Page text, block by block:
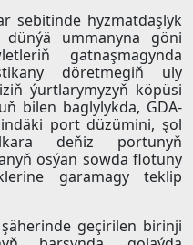
sebitinde hyzmatdaşlyk
ummanyna göni
gatnaşmagynda
döretmegiň uly
ýurtlarymyzyň köpüsi
bilen baglylykda, GDA-
port düzümini, şol
deňiz portunyň
ösýän söwda flotuny
garamagy teklip
geçirilen birinji